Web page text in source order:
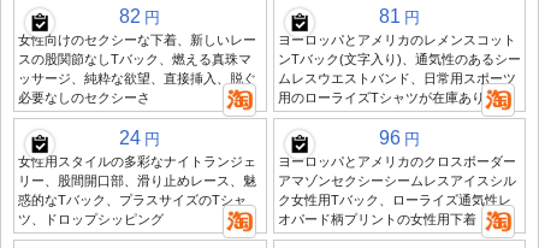
82 円
女性向けのセクシーな下着、新しいレー
スの股関節なしTバック、燃える真珠マ
ッサージ、純粋な欲望、直接挿入、脱ぐ
必要なしのセクシーさ
81 円
ヨーロッパとアメリカのレメンスコット
ンTバック(文字入り)、通気性のあるシー
ムレスウエストバンド、日常用スポーツ
用のローライズTシャツが在庫あり
24 円
女性用スタイルの多彩なナイトランジェ
リー、股間開口部、滑り止めレース、魅
惑的なTバック、プラスサイズのTシャ
ツ、ドロップシッピング
96 円
ヨーロッパとアメリカのクロスボーダー
アマゾンセクシーシームレスアイスシル
ク女性用Tバック、ローライズ通気性レ
オパード柄プリントの女性用下着